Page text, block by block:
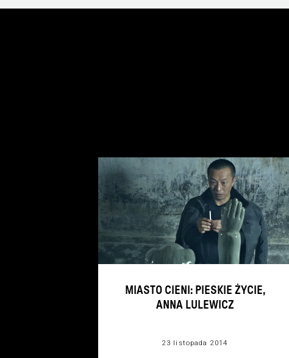
MIASTO CIENI: PIESKIE ŻYCIE,
ANNA LULEWICZ
23 listopada 2014